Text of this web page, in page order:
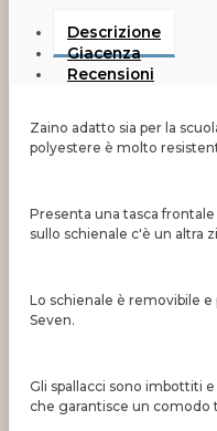
Descrizione
Giacenza
Recensioni
Zaino adatto sia per la
polyestere è molto
Presenta una tasca
sullo schienale c'è un altra
Lo schienale è removibile
Seven.
Gli spallacci sono imbottiti
che garantisce un comodo